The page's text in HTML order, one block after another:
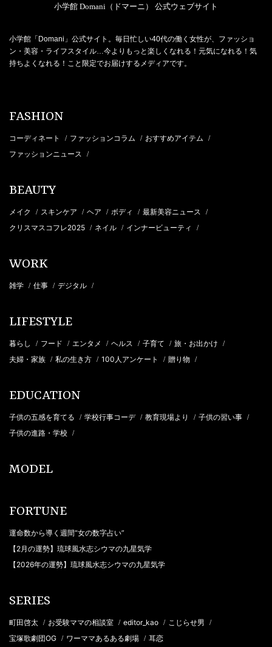
小学館 Domani（ドマーニ） 公式ウェブサイト
小学館「Domani」公式サイト。毎日忙しい40代の働く女性が、ファッショ
ン・美容・ライフスタイル…今よりもっと楽しくなれる！元気になれる！気
持ちよくなれる！こと限定でお届けするメディアです。
FASHION
コーディネート / ファッションコラム / おすすめアイテム /
ファッションニュース /
BEAUTY
メイク / スキンケア / ヘア / ボディ / 最新美容ニュース /
クリスマスコフレ2025 / ネイル / インナービューティ /
WORK
雑学 / 仕事 / デジタル /
LIFESTYLE
暮らし / フード / エンタメ / ヘルス / 子育て / 旅・お出かけ /
夫婦・家族 / 私の生き方 / 100人アンケート / 贈り物 /
EDUCATION
子供の五感を育てる / 学校行事コーデ / 教育現場より / 子供の習い事 /
子供の進路・学校 /
MODEL
FORTUNE
運命数から導く週間“女の数字占い”
【2月の運勢】琉球風水志シウマの九星気学
【2026年の運勢】琉球風水志シウマの九星気学
SERIES
町田啓太 / お受験ママの相談室 / editor_kao / こじらせ男 /
宝塚歌劇団OG / ワーママあるある劇場 / 耳恋